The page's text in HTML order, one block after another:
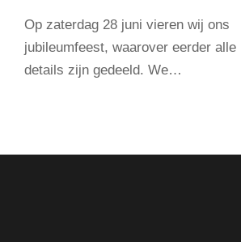
Op zaterdag 28 juni vieren wij ons
jubileumfeest, waarover eerder alle
details zijn gedeeld. We…